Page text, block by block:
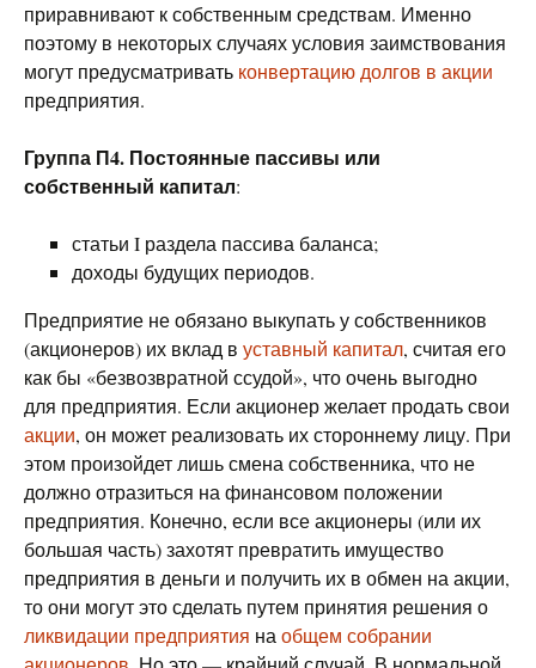
приравнивают к собственным средствам. Именно
поэтому в некоторых случаях условия заимствования
могут предусматривать конвертацию долгов в акции
предприятия.
Группа П4. Постоянные пассивы или
собственный капитал:
статьи I раздела пассива баланса;
доходы будущих периодов.
Предприятие не обязано выкупать у собственников
(акционеров) их вклад в уставный капитал, считая его
как бы «безвозвратной ссудой», что очень выгодно
для предприятия. Если акционер желает продать свои
акции, он может реализовать их стороннему лицу. При
этом произойдет лишь смена собственника, что не
должно отразиться на финансовом положении
предприятия. Конечно, если все акционеры (или их
большая часть) захотят превратить имущество
предприятия в деньги и получить их в обмен на акции,
то они могут это сделать путем принятия решения о
ликвидации предприятия на общем собрании